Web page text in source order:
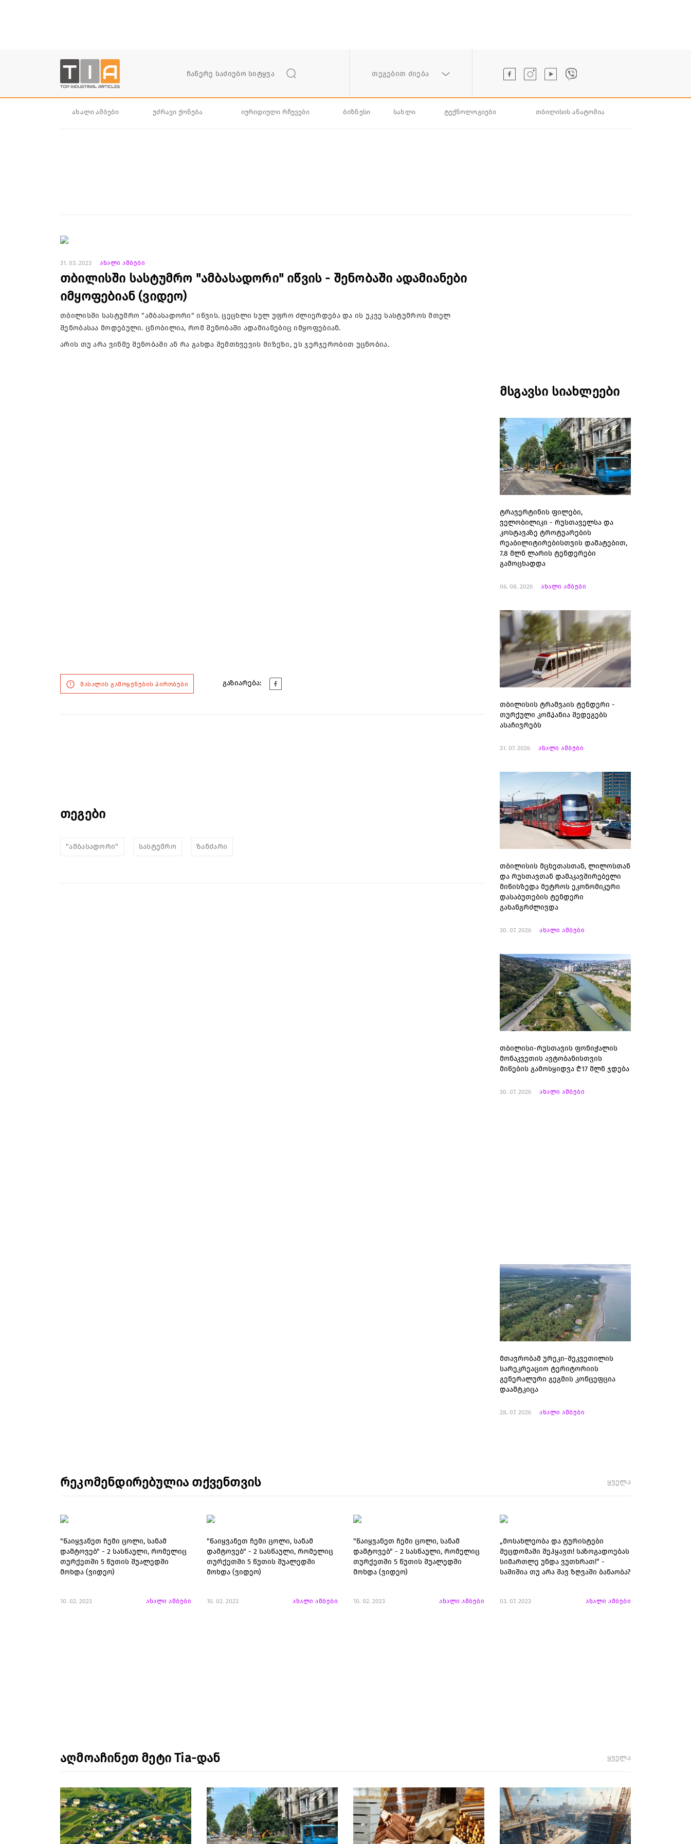
თეგებით ძიება
ახალი ამბები უძრავი ქონება იურიდიული რჩევები ბიზნესი სახლი ტექნოლოგიები თბილისის ანატომია
31. 03. 2023 ახალი ამბები
თბილისში სასტუმრო "ამბასადორი" იწვის - შენობაში ადამიანები
იმყოფებიან (ვიდეო)
თბილისში სასტუმრო "ამბასადორი" იწვის. ცეცხლი სულ უფრო ძლიერდება და ის უკვე სასტუმროს მთელ
შენობასაა მოდებული. ცნობილია, რომ შენობაში ადამიანებიც იმყოფებიან.
არის თუ არა ვინმე შენობაში ან რა გახდა შემთხვევის მიზეზი, ეს ჯერჯერობით უცნობია.
მასალის გამოყენების პირობები გაზიარება:
თეგები
"ამბასადორი" სასტუმრო ზანძარი
მსგავსი სიახლეები
ტრავერტინის ფილები,
ველობილიკი - რუსთაველსა და
კოსტავაზე ტროტუარების
რეაბილიტირებისთვის დამატებით,
7.8 მლნ ლარის ტენდერები
გამოცხადდა
06. 08. 2026 ახალი ამბები
თბილისის ტრამვაის ტენდერი -
თურქული კომპანია შედეგებს
ასაჩივრებს
31. 07. 2026 ახალი ამბები
თბილისის მცხეთასთან, ლილოსთან
და რუსთავთან დამაკავშირებელი
მიწისზედა მეტროს ეკონომიკური
დასაბუთების ტენდერი
გახანგრძლივდა
30. 07. 2026 ახალი ამბები
თბილისი-რუსთავის ფონიჭალის
მონაკვეთის ავტობანისთვის
მიწების გამოსყიდვა ₾17 მლნ ჯდება
30. 07. 2026 ახალი ამბები
მთავრობამ ურეკი-შეკვეთილის
სარეკრეაციო ტერიტორიის
გენერალური გეგმის კონცეფცია
დაამტკიცა
28. 07. 2026 ახალი ამბები
რეკომენდირებულია თქვენთვის ყველა
"წაიყვანეთ ჩემი ცოლი, სანამ
დამტოვებ" - 2 სასწაული, რომელიც
თურქეთში 5 წუთის შუალედში
მოხდა (ვიდეო)
10. 02. 2023 ახალი ამბები
"წაიყვანეთ ჩემი ცოლი, სანამ
დამტოვებ" - 2 სასწაული, რომელიც
თურქეთში 5 წუთის შუალედში
მოხდა (ვიდეო)
10. 02. 2023 ახალი ამბები
"წაიყვანეთ ჩემი ცოლი, სანამ
დამტოვებ" - 2 სასწაული, რომელიც
თურქეთში 5 წუთის შუალედში
მოხდა (ვიდეო)
10. 02. 2023 ახალი ამბები
„მოსახლეობა და ტურისტები
შეცდომაში შეჰყავთ! საზოგადოებას
სიმართლე უნდა ვუთხრათ!“ -
საშიშია თუ არა შავ ზღვაში ბანაობა?
03. 07. 2023 ახალი ამბები
აღმოაჩინეთ მეტი Tia-დან ყველა